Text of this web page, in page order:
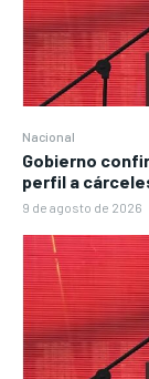
Nacional
Gobierno
perfil a
9 de agosto de 2026